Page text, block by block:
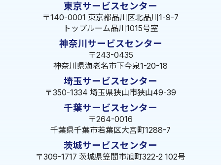
東京サービスセンター
〒140-0001 東京都品川区北品川1-9-7
トップルーム品川1015号室
神奈川サービスセンター
〒243-0435
神奈川県海老名市下今泉1-20-18
埼玉サービスセンター
〒350-1334 埼玉県狭山市狭山49-39
千葉サービスセンター
〒264-0016
千葉県千葉市若葉区大宮町1288-7
茨城サービスセンター
〒309-1717 茨城県笠間市旭町322-2 102号